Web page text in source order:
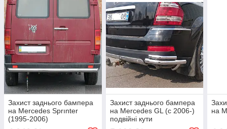
Захист заднього бампера
на Mercedes Sprınter
(1995-2006)
Захист заднього бампера
на Mercedes GL (c 2006-)
подвійні кути
на